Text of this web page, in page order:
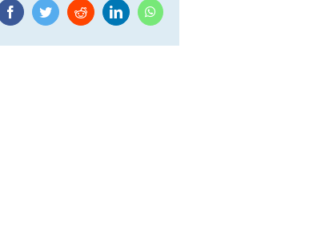
FacebookTwitterRedditLinkedInWhatsApp